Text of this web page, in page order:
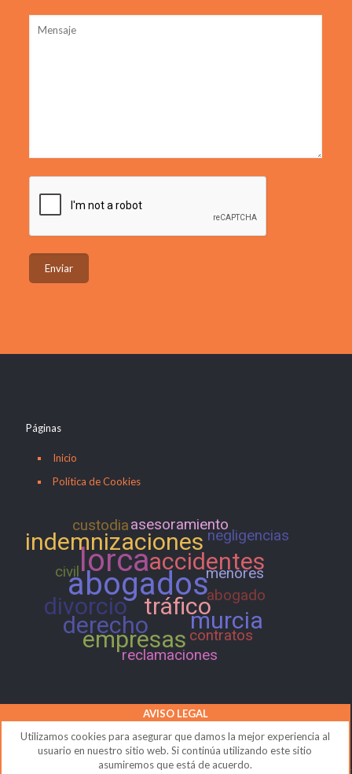
Páginas
Inicio
Política de Cookies
abogado
lorca
derecho
civil
accidentes
tráfico
divorcio
indemnizaciones
murcia
menores
asesoramiento
abogados
contratos
negligencias
reclamaciones
empresas
custodia
AVISO LEGAL
Utilizamos cookies para asegurar que damos la mejor experiencia al
usuario en nuestro sitio web. Si continúa utilizando este sitio
asumiremos que está de acuerdo.